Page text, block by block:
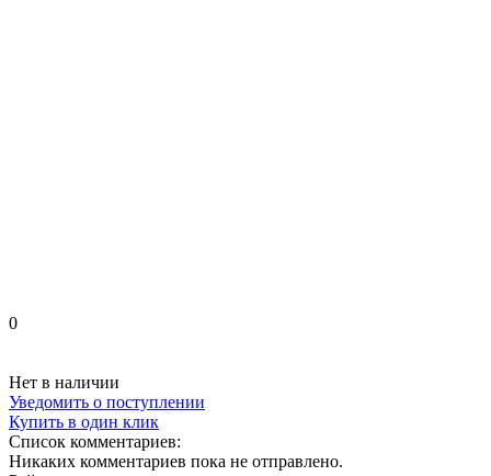
0
Нет в наличии
Уведомить о поступлении
Купить в один клик
Список комментариев:
Никаких комментариев пока не отправлено.